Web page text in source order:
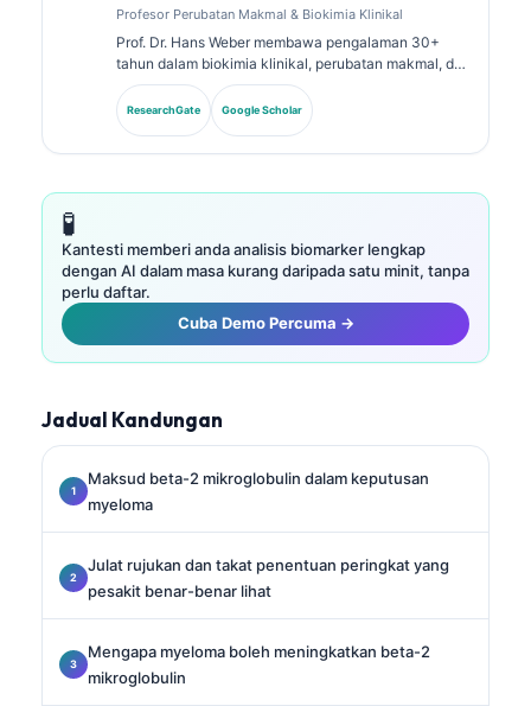
Profesor Perubatan Makmal & Biokimia Klinikal
Prof. Dr. Hans Weber membawa pengalaman 30+
tahun dalam biokimia klinikal, perubatan makmal, dan
penyelidikan biomarker. Bekas Presiden Persatuan
Kimia Klinikal Jerman, beliau pakar dalam analisis
panel diagnostik, penyeragaman biomarker, dan
ResearchGate Google Scholar
🧪
Kantesti memberi anda analisis biomarker lengkap
dengan AI dalam masa kurang daripada satu minit, tanpa
perlu daftar.
Cuba Demo Percuma →
Jadual Kandungan
Maksud beta-2 mikroglobulin dalam keputusan
myeloma
Julat rujukan dan takat penentuan peringkat yang
pesakit benar-benar lihat
Mengapa myeloma boleh meningkatkan beta-2
mikroglobulin